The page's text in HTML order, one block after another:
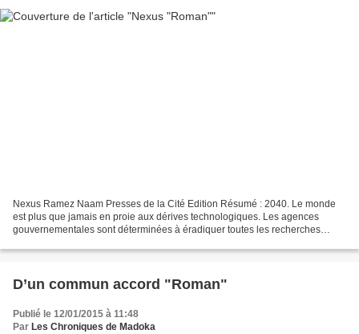
Nexus Ramez Naam Presses de la Cité Edition Résumé : 2040. Le monde
est plus que jamais en proie aux dérives technologiques. Les agences
gouvernementales sont déterminées à éradiquer toutes les recherches
D’un commun accord "Roman"
Publié le 12/01/2015 à 11:48
Par Les Chroniques de Madoka